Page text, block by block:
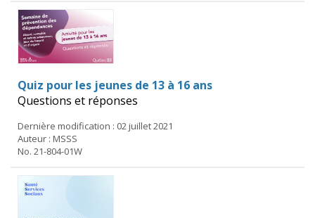
Quiz pour les jeunes de 13 à 16 ans
Questions et réponses
Dernière modification : 02 juillet 2021
Auteur : MSSS
No. 21-804-01W